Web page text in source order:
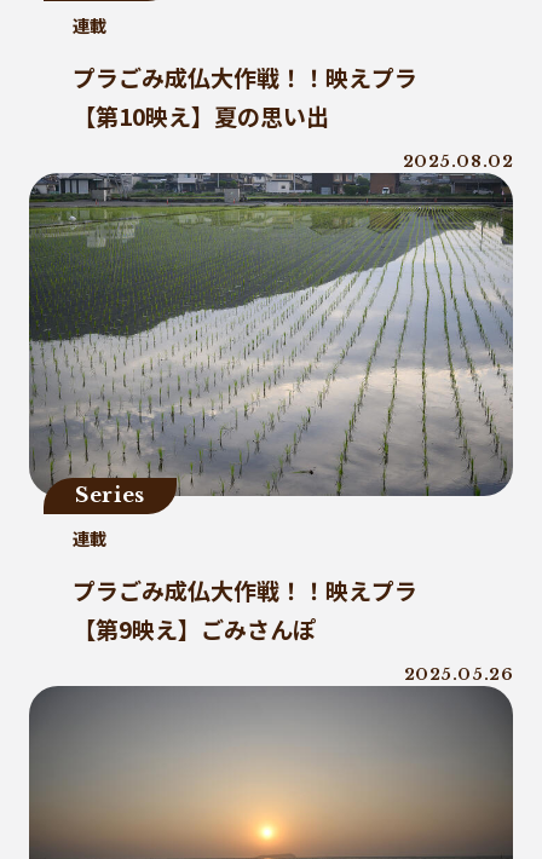
連載
プラごみ成仏大作戦！！映えプラ
【第10映え】夏の思い出
2025.08.02
Series
連載
プラごみ成仏大作戦！！映えプラ
【第9映え】ごみさんぽ
2025.05.26